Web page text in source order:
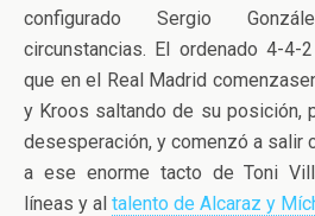
configurado Sergio
circunstancias. El ordenado 4-4-
que en el Real Madrid
y Kroos saltando de su posición,
desesperación, y comenzó a salir
a ese enorme tacto de Toni
líneas y al talento de Alcaraz y